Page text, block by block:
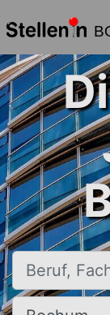
Beruf,
Ort, Stadt